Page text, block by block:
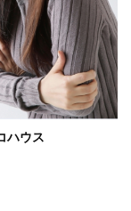
ハウス